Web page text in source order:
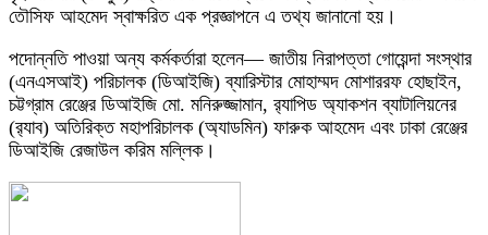
তৌসিফ আহমেদ স্বাক্ষরিত এক প্রজ্ঞাপনে এ তথ্য জানানো হয়।
পদোন্নতি পাওয়া অন্য কর্মকর্তারা হলেন— জাতীয় নিরাপত্তা গোয়েন্দা সংস্থার
(এনএসআই) পরিচালক (ডিআইজি) ব্যারিস্টার মোহাম্মদ মোশাররফ হোছাইন,
চট্টগ্রাম রেঞ্জের ডিআইজি মো. মনিরুজ্জামান, র‍্যাপিড অ্যাকশন ব্যাটালিয়নের
(র‍্যাব) অতিরিক্ত মহাপরিচালক (অ্যাডমিন) ফারুক আহমেদ এবং ঢাকা রেঞ্জের
ডিআইজি রেজাউল করিম মল্লিক।